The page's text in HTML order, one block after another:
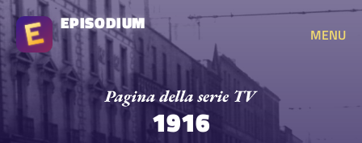
EPISODIUM
MENU
1916